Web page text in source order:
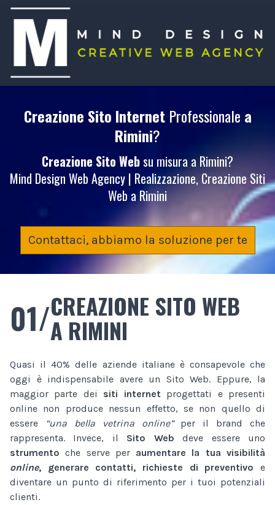
Creazione Sito InternetProfessionale a
Rimini?
Creazione Sito Websu misura a Rimini?
Mind Design Web Agency | Realizzazione, Creazione Siti
Web a Rimini
Contattaci, abbiamo la soluzione per te
01/CREAZIONE SITO WEB
A RIMINI
Quasi il 40% delle aziende italiane è consapevole che
oggi è indispensabile avere un Sito Web. Eppure, la
maggior parte dei siti internet progettati e presenti
online non produce nessun effetto, se non quello di
essere
“una bella vetrina online”per il brand che
rappresenta. Invece, il Sito Web deve essere uno
strumento che serve per aumentare la tua visibilità
online, generare contatti, richieste di preventivo e
diventare un punto di riferimento per i tuoi potenziali
clienti.